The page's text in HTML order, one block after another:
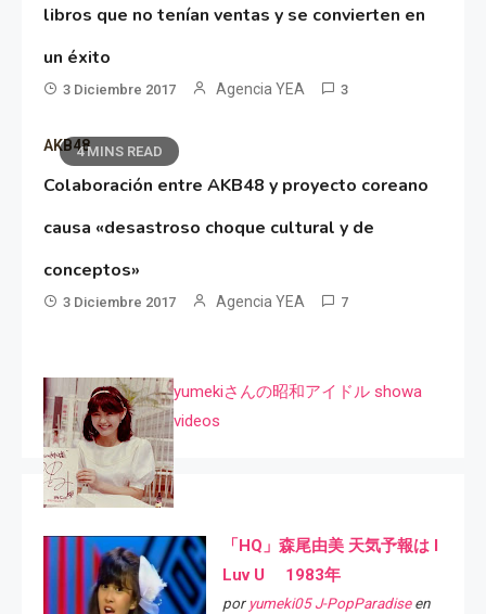
libros que no tenían ventas y se convierten en
un éxito
3 Diciembre 2017 Agencia YEA 3
4 MINS READ
AKB48
Colaboración entre AKB48 y proyecto coreano
causa «desastroso choque cultural y de
conceptos»
3 Diciembre 2017 Agencia YEA 7
yumekiさんの昭和アイドル showa
videos
「HQ」森尾由美 天気予報は I
Luv U 1983年
por yumeki05 J-PopParadiseen